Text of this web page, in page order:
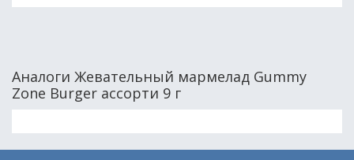
Аналоги Жевательный мармелад Gummy
Zone Burger ассорти 9 г